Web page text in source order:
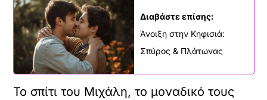
Διαβάστε επίσης:
Άνοιξη στην Κηφισιά:
Σπύρος & Πλάτωνας
Το σπίτι του Μιχάλη, το μοναδικό τους